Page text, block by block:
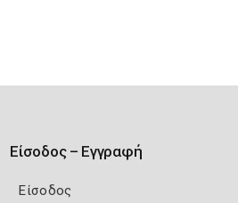
Είσοδος – Εγγραφή
Είσοδος